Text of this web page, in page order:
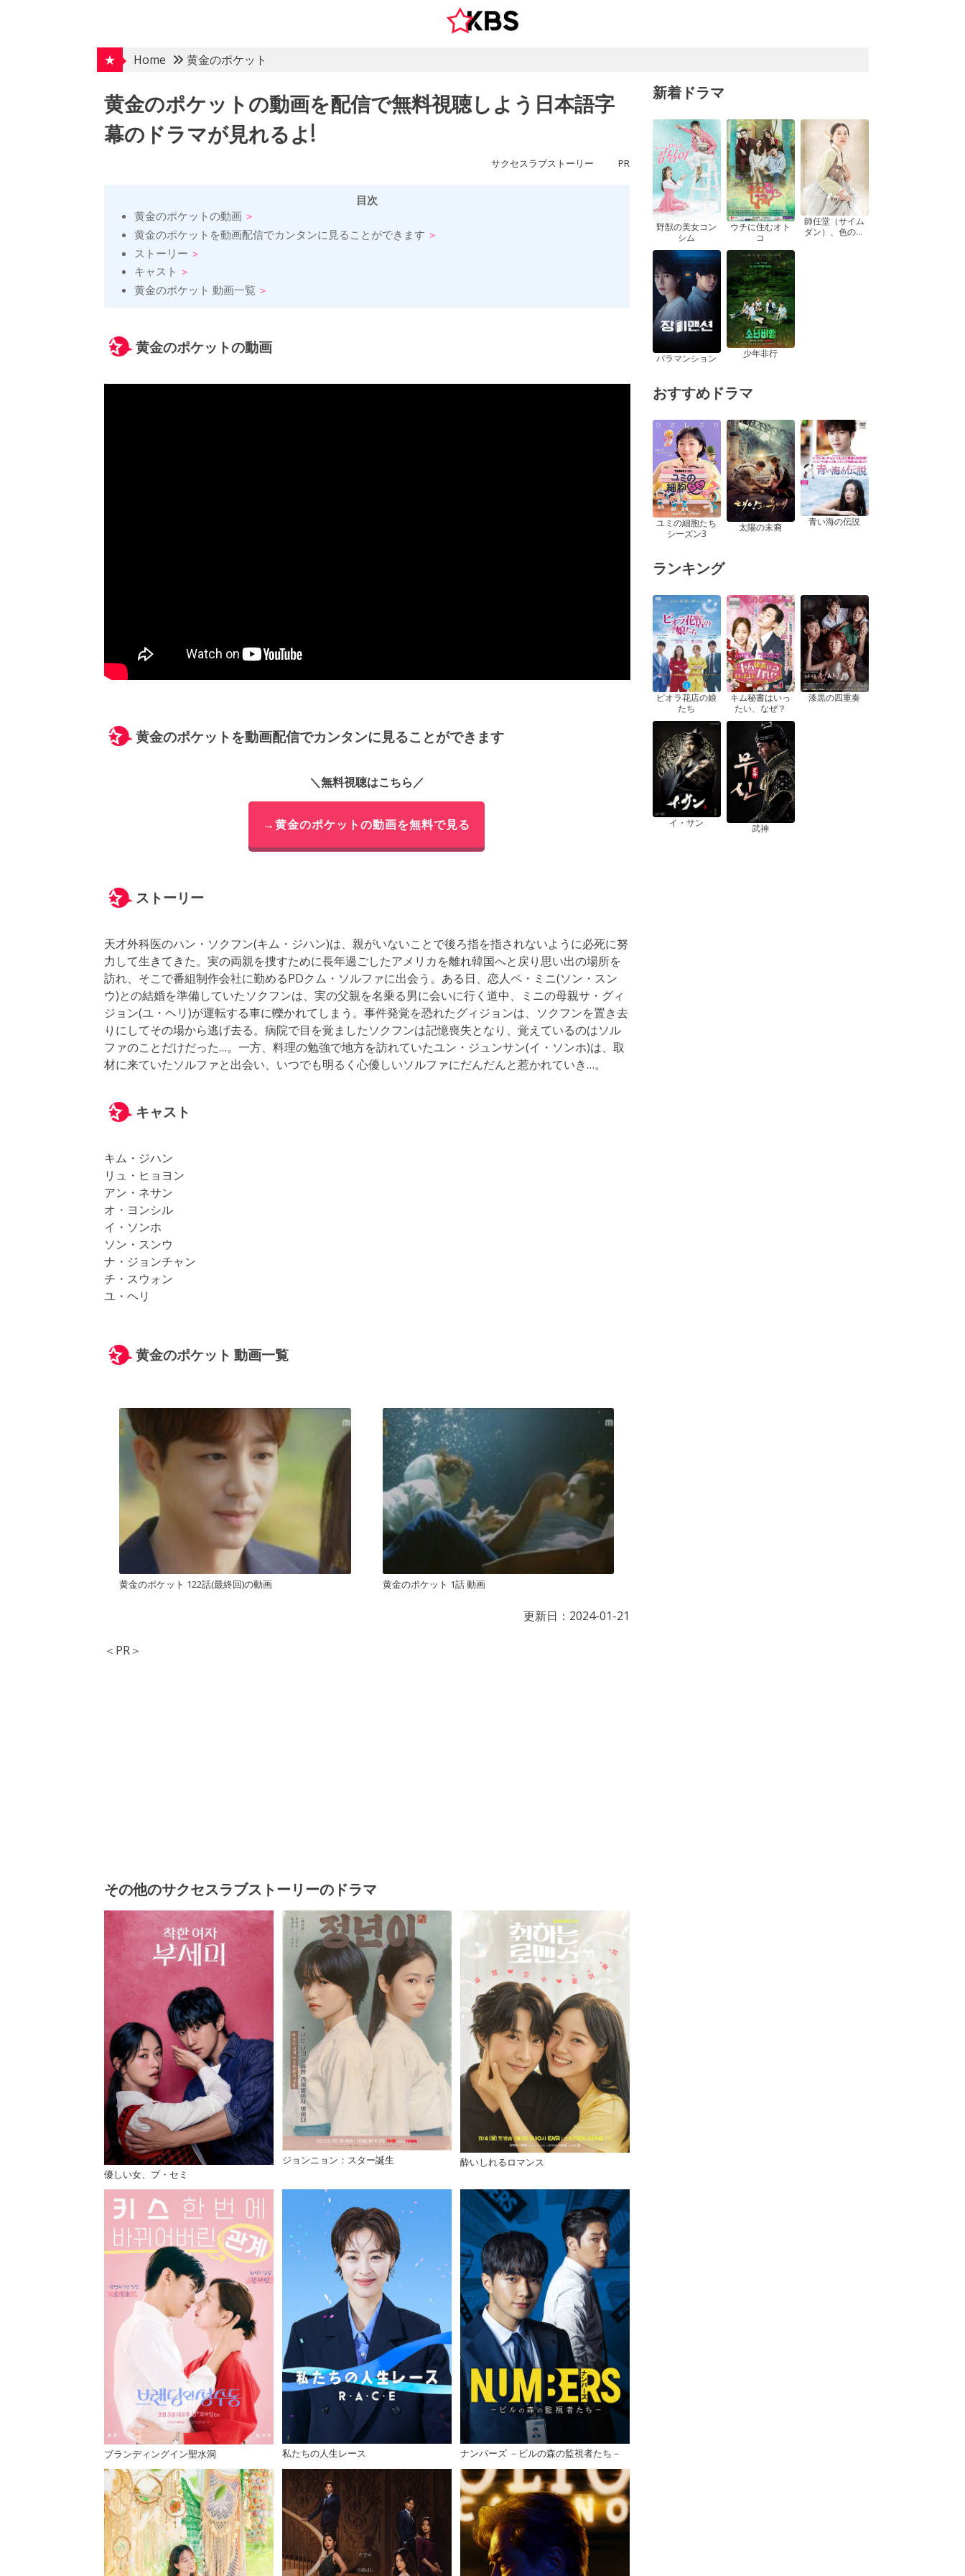
★
Home 黄金のポケット
黄金のポケットの動画を配信で無料視聴しよう日本語字
幕のドラマが見れるよ!
サクセスラブストーリー PR
目次
黄金のポケットの動画
黄金のポケットを動画配信でカンタンに見ることができます
ストーリー
キャスト
黄金のポケット 動画一覧
黄金のポケットの動画
黄金のポケットを動画配信でカンタンに見ることができます
＼無料視聴はこちら／
→黄金のポケットの動画を無料で見る
ストーリー
天才外科医のハン・ソクフン(キム・ジハン)は、親がいないことで後ろ指を指されないように必死に努
力して生きてきた。実の両親を捜すために長年過ごしたアメリカを離れ韓国へと戻り思い出の場所を
訪れ、そこで番組制作会社に勤めるPDクム・ソルファに出会う。ある日、恋人ペ・ミニ(ソン・スン
ウ)との結婚を準備していたソクフンは、実の父親を名乗る男に会いに行く道中、ミニの母親サ・グィ
ジョン(ユ・ヘリ)が運転する車に轢かれてしまう。事件発覚を恐れたグィジョンは、ソクフンを置き去
りにしてその場から逃げ去る。病院で目を覚ましたソクフンは記憶喪失となり、覚えているのはソル
ファのことだけだった…。一方、料理の勉強で地方を訪れていたユン・ジュンサン(イ・ソンホ)は、取
材に来ていたソルファと出会い、いつでも明るく心優しいソルファにだんだんと惹かれていき…。
キャスト
キム・ジハン
リュ・ヒョヨン
アン・ネサン
オ・ヨンシル
イ・ソンホ
ソン・スンウ
ナ・ジョンチャン
チ・スウォン
ユ・ヘリ
黄金のポケット 動画一覧
黄金のポケット 122話(最終回)の動画 黄金のポケット 1話 動画
更新日： 2024-01-21
＜PR＞
その他のサクセスラブストーリーのドラマ
優しい女、プ・セミ
ジョンニョン：スター誕生 酔いしれるロマンス
ブランディングイン聖水洞 私たちの人生レース ナンバーズ －ビルの森の監視者たち－
新着ドラマ
野獣の美女コン
シム
ウチに住むオト
コ
師任堂（サイム
ダン）、色の日
バラマンション 少年非行
おすすめドラマ
ユミの細胞たち
シーズン3
太陽の末裔 青い海の伝説
ランキング
ピオラ花店の娘
たち
キム秘書はいっ
たい、なぜ？
漆黒の四重奏
イ・サン 武神